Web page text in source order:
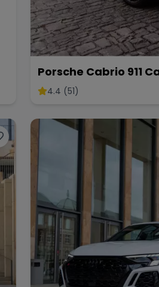
Porsche Cabrio 911
mieten
4.4 (51)